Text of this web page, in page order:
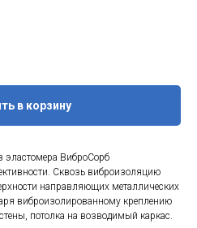
в корзину
эластомера ВиброСорб
Сквозь виброизоляцию
направляющих металлических
виброизолированному креплению
потолка на возводимый каркас.